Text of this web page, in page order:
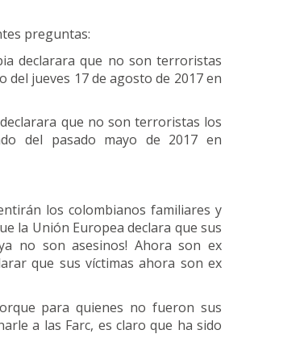
preguntas:
declarara que no son terroristas
jueves 17 de agosto de 2017 en
que no son terroristas los
del pasado mayo de 2017 en
los colombianos familiares y
la Unión Europea declara que sus
no son asesinos! Ahora son ex
que sus víctimas ahora son ex
para quienes no fueron sus
a las Farc, es claro que ha sido